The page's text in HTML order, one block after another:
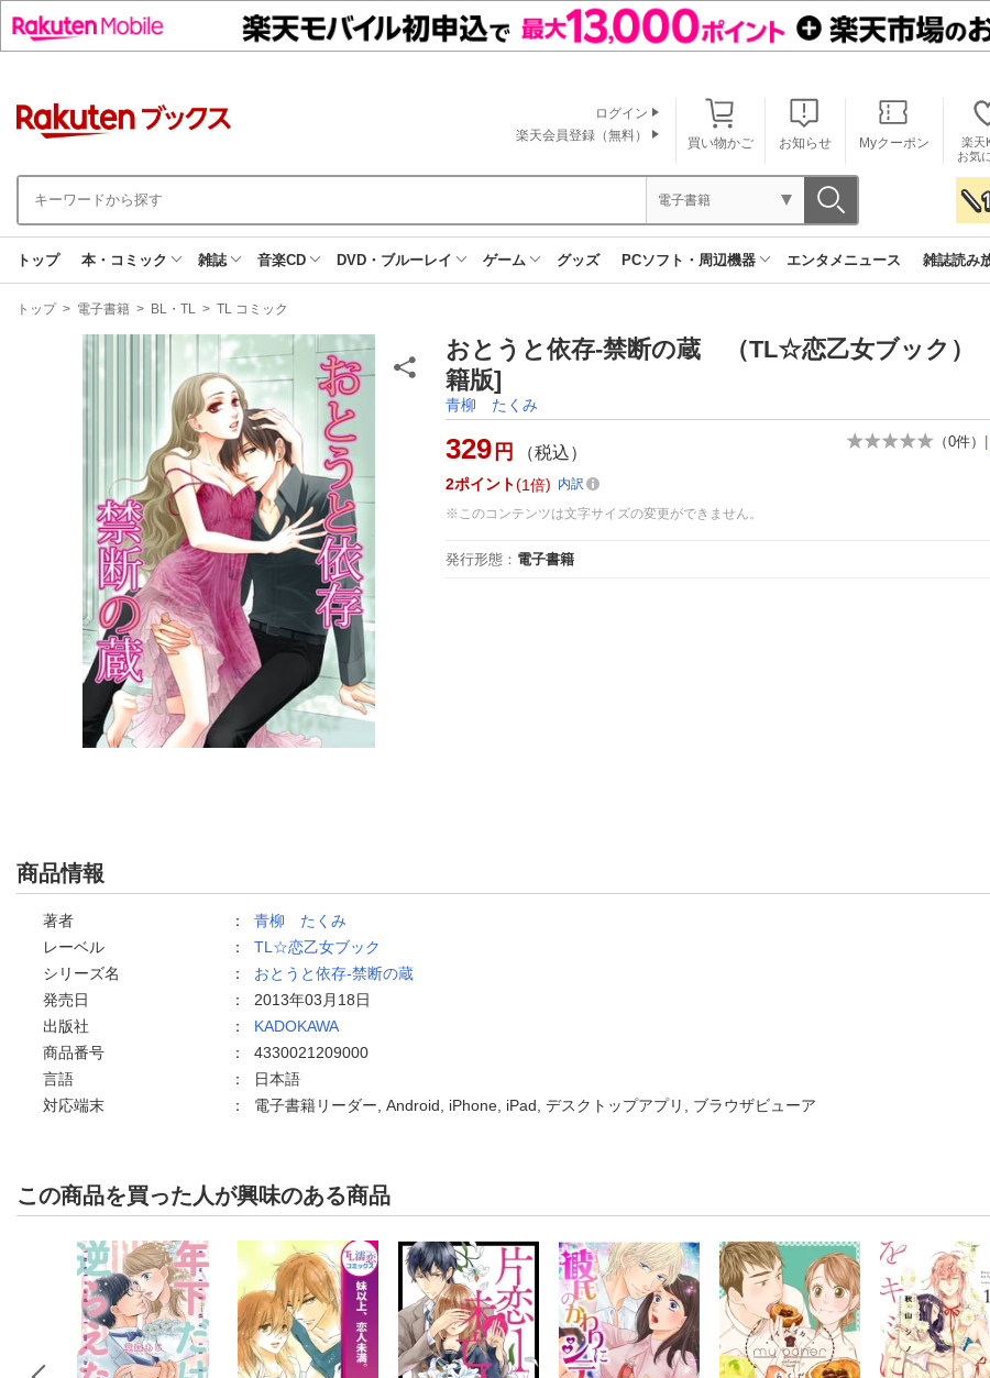
買い物かご お知らせ Myクーポン
楽天
お気
ログイン
楽天会員登録（無料）
電子書籍
トップ 本・コミック 雑誌 音楽CD DVD・ブルーレイ ゲーム グッズ PCソフト・周辺機器 エンタメニュース 雑誌読み
現
トップ > 電子書籍 > BL・TL > TL コミック
おとうと依存-禁断の蔵 （TL☆恋乙女ブック
籍版]
青柳 たくみ
（0件） |
329 円 （税込）
2ポイント 1倍
内訳
※このコンテンツは文字サイズの変更ができません。
発行形態 ： 電子書籍
商品情報
著者 ： 青柳 たくみ
レーベル
： TL☆恋乙女ブック
シリーズ名
： おとうと依存-禁断の蔵
発売日
： 2013年03月18日
出版社
： KADOKAWA
商品番号
： 4330021209000
言語
：
日本語
対応端末
： 電子書籍リーダー, Android, iPhone, iPad, デスクトップアプリ, ブラウザビューア
この商品を買った人が興味のある商品